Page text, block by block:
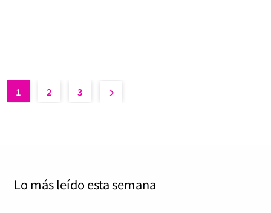
Read More
1 2 3
Lo más leído esta semana